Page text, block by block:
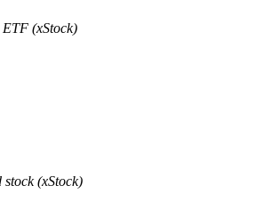
en flexibele belangen
ETF (xStock)
stock (xStock)